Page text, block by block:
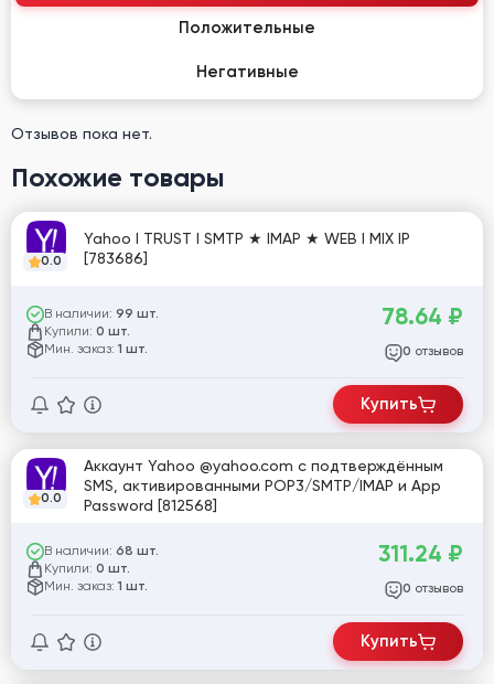
Положительные
Негативные
Отзывов пока нет.
Похожие товары
0.0
Yahoo I TRUST I SMTP ★ IMAP ★ WEB I MIX IP
[783686]
В наличии: 99 шт.
Купили: 0 шт.
Мин. заказ: 1 шт.
78.64 ₽
0 отзывов
Купить
0.0
Аккаунт Yahoo @yahoo.com с подтверждённым
SMS, активированными POP3/SMTP/IMAP и App
Password [812568]
В наличии: 68 шт.
Купили: 0 шт.
Мин. заказ: 1 шт.
311.24 ₽
0 отзывов
Купить